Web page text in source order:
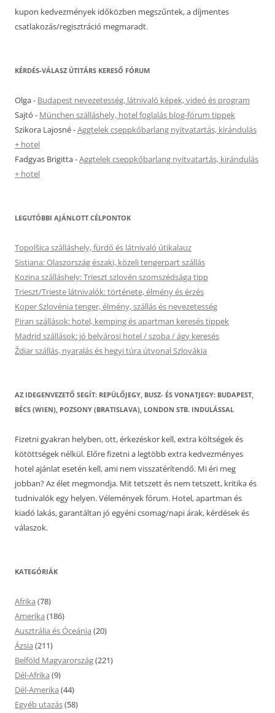
kupon kedvezmények időközben megszűntek, a díjmentes
csatlakozás/regisztráció megmaradt.
KÉRDÉS-VÁLASZ ÚTITÁRS KERESŐ FÓRUM
Olga- Budapest nevezetesség, látnivaló képek, videó és program
Sajtó - München szálláshely, hotel foglalás blog-fórum tippek
Szikora Lajosné-Aggtelek cseppkőbarlang nyitvatartás, kirándulás
+ hotel
Fadgyas Brigitta-Aggtelek cseppkőbarlang nyitvatartás, kirándulás
+ hotel
LEGUTÓBBI AJÁNLOTT CÉLPONTOK
Topolšica szálláshely, fürdő és látnivaló útikalauz
Sistiana: Olaszország északi, közeli tengerpart szállás
Kozina szálláshely: Trieszt szlovén szomszédsága tipp
Trieszt/Trieste látnivalók: története, élmény és érzés
Koper Szlovénia tenger, élmény, szállás és nevezetesség
Piran szállások: hotel, kemping és apartman keresés tippek
Madrid szállások: jó belvárosi hotel / szoba / ágy keresés
Ždiar szállás, nyaralás és hegyi túra útvonal Szlovákia
AZ IDEGENVEZETŐ SEGÍT: REPÜLŐJEGY, BUSZ- ÉS VONATJEGY: BUDAPEST,
BÉCS (WIEN), POZSONY (BRATISLAVA), LONDON STB. INDULÁSSAL
Fizetni gyakran helyben, ott, érkezéskor kell, extra költségek és
kötöttségek nélkül. Előre fizetni a legtöbb extra kedvezményes
hotel ajánlat esetén kell, ami nem visszatérítendő. Mi éri meg
jobban? Az élet megmondja. Mit tetszett és nem tetszett, kritika és
tudnivalók egy helyen. Vélemények fórum. Hotel, apartman és
kiadó lakás, garantáltan jó egyéni csomag/napi árak, kérdések és
válaszok.
KATEGÓRIÁK
Afrika (78)
Amerika (186)
Ausztrália és Óceánia (20)
Ázsia (211)
Belföld Magyarország(221)
Dél-Afrika (9)
Dél-Amerika (44)
Egyéb utazás(58)